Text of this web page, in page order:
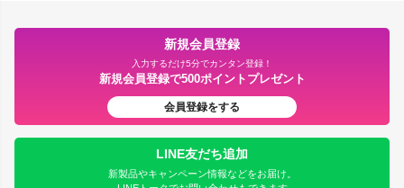
新規会員登録
入力するだけ5分でカンタン登録！
新規会員登録で500ポイントプレゼント
会員登録をする
LINE友だち追加
新製品やキャンペーン情報などをお届け。